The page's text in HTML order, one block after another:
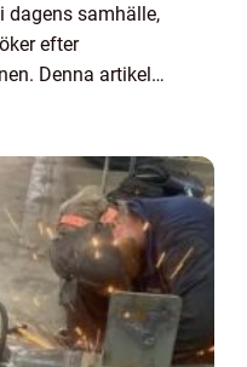
dagens samhälle,
efter
Denna artikel